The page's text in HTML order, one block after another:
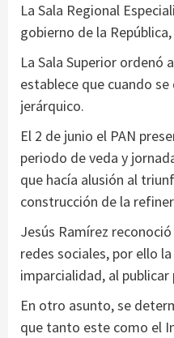
La Sala Regional
gobierno de la
La Sala Superior ordenó
establece que cuando
jerárquico.
El 2 de junio el PAN
periodo de veda y
que hacía alusión al
construcción de la
Jesús Ramírez
redes sociales, por ello
imparcialidad, al
En otro asunto, se
que tanto este como el